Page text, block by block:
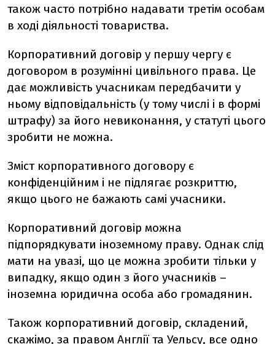
також часто потрібно надавати третім особам
в ході діяльності товариства.
Корпоративний договір у першу чергу є
договором в розумінні цивільного права. Це
дає можливість учасникам передбачити у
ньому відповідальність (у тому числі і в формі
штрафу) за його невиконання, у статуті цього
зробити не можна.
Зміст корпоративного договору є
конфіденційним і не підлягає розкриттю,
якщо цього не бажають самі учасники.
Корпоративний договір можна
підпорядкувати іноземному праву. Однак слід
мати на увазі, що це можна зробити тільки у
випадку, якщо один з його учасників –
іноземна юридична особа або громадянин.
Також корпоративний договір, складений,
скажімо, за правом Англії та Уельсу, все одно